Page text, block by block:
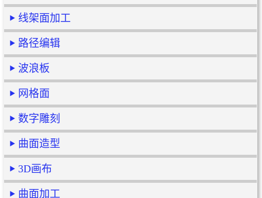
线架面加工
路径编辑
波浪板
网格面
数字雕刻
曲面造型
3D画布
曲面加工